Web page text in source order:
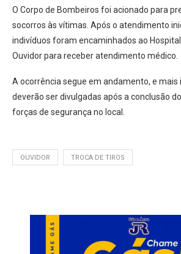
O Corpo de Bombeiros foi acionado para
socorros às vítimas. Após o atendimento
indivíduos foram encaminhados ao
Ouvidor para receber atendimento médico.
A ocorrência segue em andamento, e
deverão ser divulgadas após a conclusão
forças de segurança no local.
OUVIDOR TROCA DE TIROS